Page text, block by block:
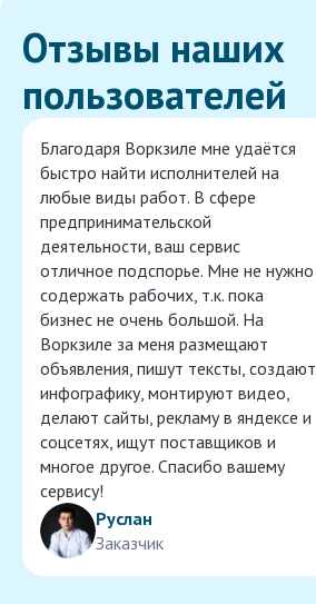
Отзывы наших
пользователей
Благодаря Воркзиле мне удаётся
быстро найти исполнителей на
любые виды работ. В сфере
предпринимательской
деятельности, ваш сервис
отличное подспорье. Мне не нужно
содержать рабочих, т.к. пока
бизнес не очень большой. На
Воркзиле за меня размещают
объявления, пишут тексты, создают
инфографику, монтируют видео,
делают сайты, рекламу в яндексе и
соцсетях, ищут поставщиков и
многое другое. Спасибо вашему
сервису!
Руслан
Заказчик